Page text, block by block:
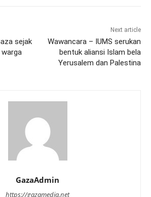
sejak
Next article
Wawancara – IUMS serukan
bentuk aliansi Islam bela
Yerusalem dan Palestina
GazaAdmin
https://gazamedia.net